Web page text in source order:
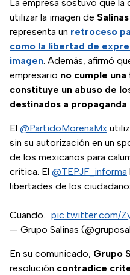
La empresa sostuvo que
utilizar la imagen de
representa un retroceso
como la libertad de
imagen. Además, afirmó
empresario no cumple
constituye un abuso de
destinados a
El @PartidoMorenaMx
sin su autorización en un
de los mexicanos para
crítica. El @TEPJF_informa
libertades de los
Cuando… pic.twitter.com/
— Grupo Salinas
En su comunicado, Grupo
resolución contradice